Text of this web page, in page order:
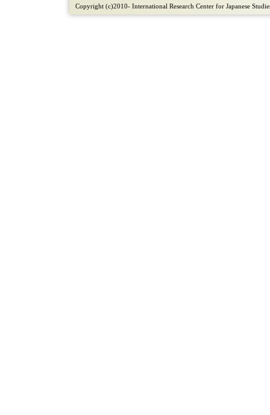
Copyright (c)2010- International Research Center for Japanese